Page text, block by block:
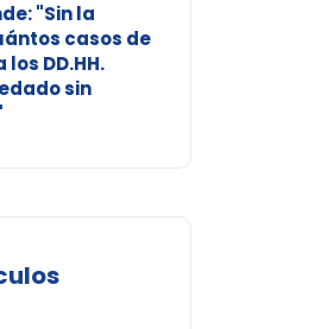
"Sin la
casos de
DD.HH.
sin